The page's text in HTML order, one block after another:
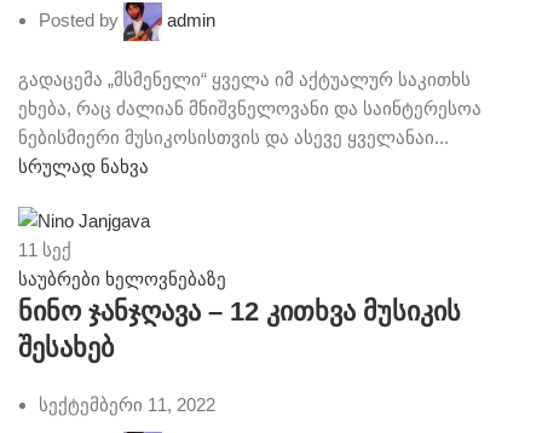
Posted by admin
გადაცემა „მსმენელი“ ყველა იმ აქტუალურ საკითხს
ეხება, რაც ძალიან მნიშვნელოვანი და საინტერესოა
ნებისმიერი მუსიკოსისთვის და ასევე ყველანაი...
სრულად ნახვა
11 სექ
საუბრები ხელოვნებაზე
ნინო ჯანჯღავა – 12 კითხვა მუსიკის
შესახებ
სექტემბერი 11, 2022